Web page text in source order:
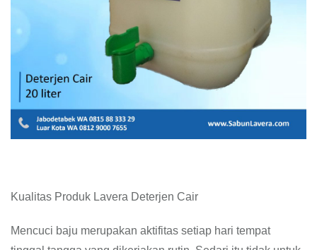
Kualitas Produk Lavera Deterjen Cair
Mencuci baju merupakan aktifitas setiap hari tempat